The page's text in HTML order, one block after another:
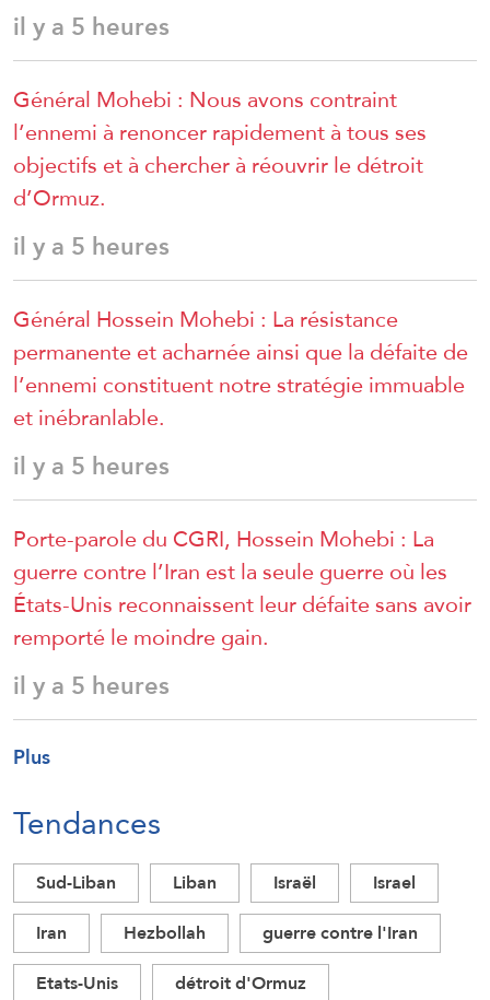
il y a 5 heures
Général Mohebi : Nous avons contraint
l’ennemi à renoncer rapidement à tous ses
objectifs et à chercher à réouvrir le détroit
d’Ormuz.
il y a 5 heures
Général Hossein Mohebi : La résistance
permanente et acharnée ainsi que la défaite de
l’ennemi constituent notre stratégie immuable
et inébranlable.
il y a 5 heures
Porte-parole du CGRI, Hossein Mohebi : La
guerre contre l’Iran est la seule guerre où les
États-Unis reconnaissent leur défaite sans avoir
remporté le moindre gain.
il y a 5 heures
Plus
Tendances
Sud-Liban Liban Israël
Israel
Iran
Hezbollah
guerre contre l'Iran
Etats-Unis
détroit d'Ormuz